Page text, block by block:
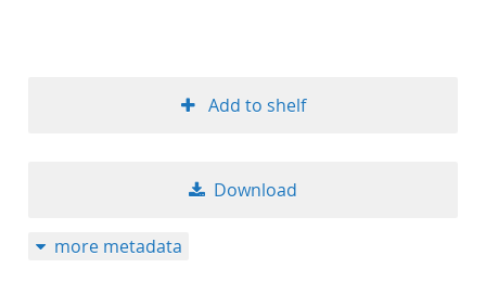
Add to shelf
Download
more metadata